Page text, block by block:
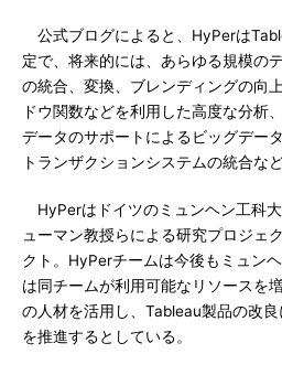
公式ブログによると、HyPerは
定で、将来的には、あらゆる規模の
の統合、変換、ブレンディングの向
ドウ関数などを利用した高度な分析
データのサポートによるビッグデー
トランザクションシステムの統合な
HyPerはドイツのミュンヘン工科
ューマン教授らによる研究プロジェ
クト。HyPerチームは今後もミュン
は同チームが利用可能なリソースを
の人材を活用し、Tableau製品の改
を推進するとしている。